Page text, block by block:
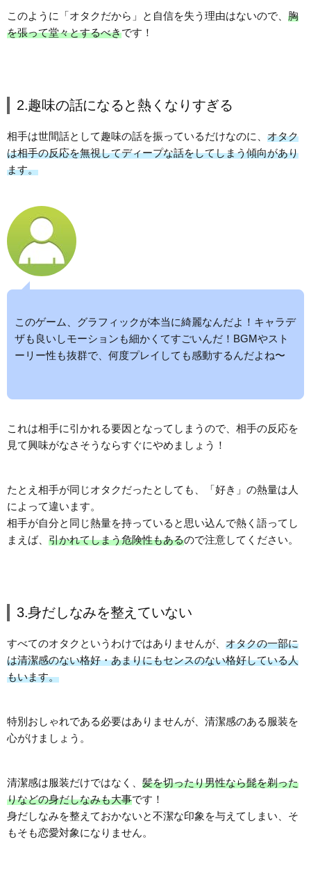
このように「オタクだから」と自信を失う理由はないので、 胸
を張って堂々とするべきです！
2.趣味の話になると熱くなりすぎる
相手は世間話として趣味の話を振っているだけなのに、 オタク
は相手の反応を無視してディープな話をしてしまう傾向があり
ます。
このゲーム、グラフィックが本当に綺麗なんだよ！キャラデ
ザも良いしモーションも細かくてすごいんだ！BGMやスト
ーリー性も抜群で、何度プレイしても感動するんだよね〜
これは相手に引かれる要因となってしまうので、相手の反応を
見て興味がなさそうならすぐにやめましょう！
たとえ相手が同じオタクだったとしても、「好き」の熱量は人
によって違います。
相手が自分と同じ熱量を持っていると思い込んで熱く語ってし
まえば、 引かれてしまう危険性もあるので注意してください。
3.身だしなみを整えていない
すべてのオタクというわけではありませんが、 オタクの一部に
は清潔感のない格好・あまりにもセンスのない格好している人
もいます。
特別おしゃれである必要はありませんが、清潔感のある服装を
心がけましょう。
清潔感は服装だけではなく、 髪を切ったり男性なら髭を剃った
りなどの身だしなみも大事です！
身だしなみを整えておかないと不潔な印象を与えてしまい、そ
もそも恋愛対象になりません。